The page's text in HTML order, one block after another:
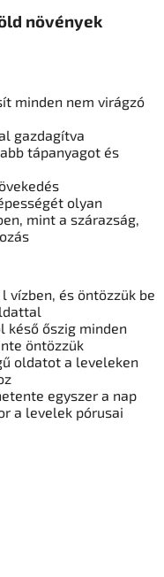
növények
minden nem virágzó
gazdagítva
tápanyagot és
olyan
mint a szárazság,
vízben, és öntözzük be
késő őszig minden
öntözzük
oldatot a leveleken
egyszer a nap
a levelek pórusai